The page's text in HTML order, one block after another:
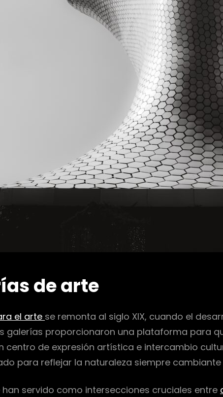
de arte
el arte se remonta al siglo XIX, cuando el
galerías proporcionaron una plataforma para
centro de expresión artística e intercambio
para reflejar la naturaleza siempre
servido como intersecciones cruciales entre